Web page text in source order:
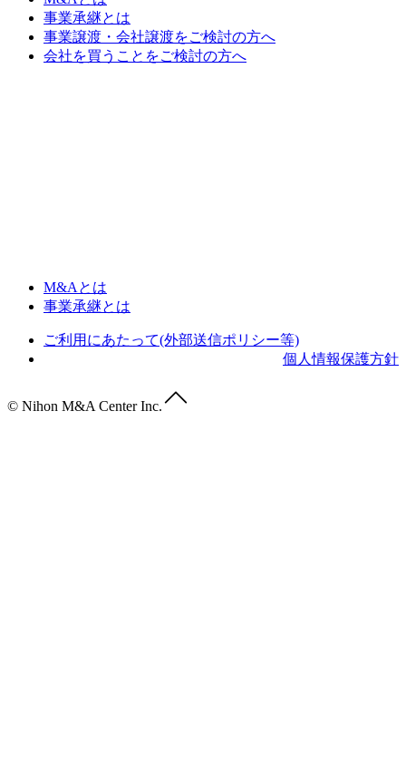
事業承継とは
事業譲渡・会社譲渡をご検討の方へ
会社を買うことをご検討の方へ
M&Aとは
事業承継とは
ご利用にあたって(外部送信ポリシー等)
個人情報保護方針
© Nihon M&A Center Inc.